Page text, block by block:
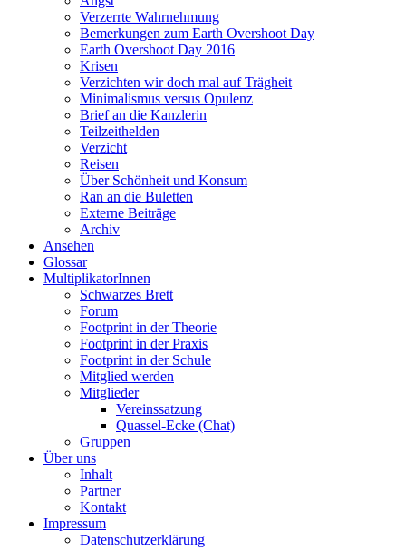
Verzerrte Wahrnehmung
Bemerkungen zum Earth Overshoot Day
Earth Overshoot Day 2016
Krisen
Verzichten wir doch mal auf Trägheit
Minimalismus versus Opulenz
Brief an die Kanzlerin
Teilzeithelden
Verzicht
Reisen
Über Schönheit und Konsum
Ran an die Buletten
Externe Beiträge
Archiv
Ansehen
Glossar
MultiplikatorInnen
Schwarzes Brett
Forum
Footprint in der Theorie
Footprint in der Praxis
Footprint in der Schule
Mitglied werden
Mitglieder
Vereinssatzung
Quassel-Ecke (Chat)
Gruppen
Über uns
Inhalt
Partner
Kontakt
Impressum
Datenschutzerklärung